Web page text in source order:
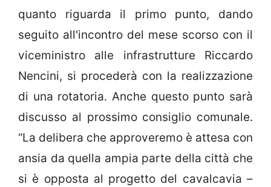
quanto riguarda il primo punto, dando
seguito all'incontro del mese scorso con il
viceministro alle infrastrutture Riccardo
Nencini, si procederà con la realizzazione
di una rotatoria. Anche questo punto sarà
discusso al prossimo consiglio comunale.
“La delibera che approveremo è attesa con
ansia da quella ampia parte della città che
si è opposta al progetto del cavalcavia –